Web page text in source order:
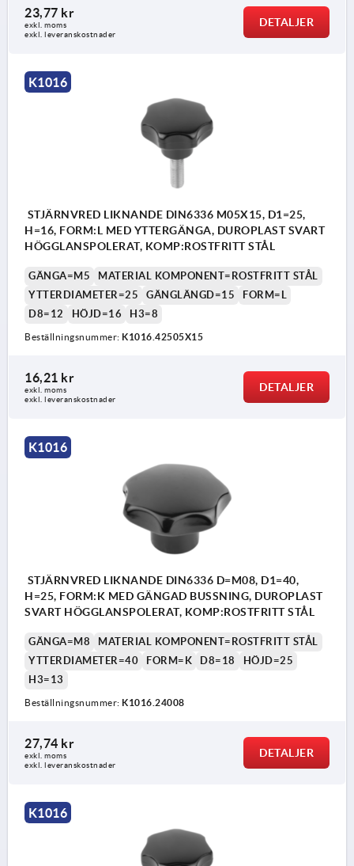
23,77 kr
exkl. moms
exkl. leveranskostnader
DETALJER
K1016
STJÄRNVRED LIKNANDE DIN6336 M05X15, D1=25,
H=16, FORM:L MED YTTERGÄNGA, DUROPLAST SVART
HÖGGLANSPOLERAT, KOMP:ROSTFRITT STÅL
GÄNGA=M5
MATERIAL KOMPONENT=ROSTFRITT STÅL
YTTERDIAMETER=25
GÄNGLÄNGD=15
FORM=L
D8=12
HÖJD=16 H3=8
Beställningsnummer: K1016.42505X15
16,21 kr
exkl. moms
exkl. leveranskostnader
DETALJER
K1016
STJÄRNVRED LIKNANDE DIN6336 D=M08, D1=40,
H=25, FORM:K MED GÄNGAD BUSSNING, DUROPLAST
SVART HÖGGLANSPOLERAT, KOMP:ROSTFRITT STÅL
GÄNGA=M8
MATERIAL KOMPONENT=ROSTFRITT STÅL
YTTERDIAMETER=40
FORM=K D8=18
HÖJD=25
H3=13
Beställningsnummer: K1016.24008
27,74 kr
exkl. moms
exkl. leveranskostnader
DETALJER
K1016